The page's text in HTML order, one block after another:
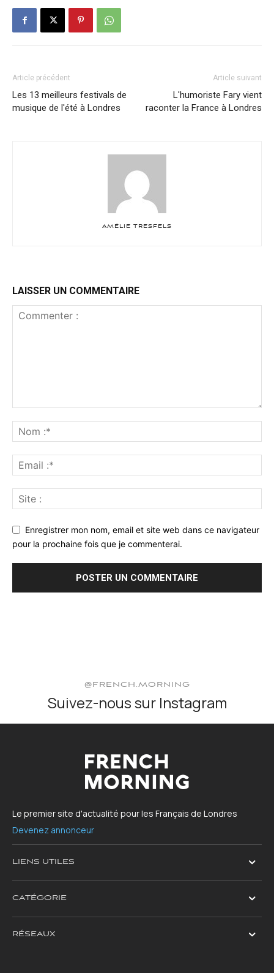
Article précédent
Les 13 meilleurs festivals de
musique de l'été à Londres
Article suivant
L'humoriste Fary vient
raconter la France à Londres
AMÉLIE TRESFELS
LAISSER UN COMMENTAIRE
Enregistrer mon nom, email et site web dans ce navigateur
pour la prochaine fois que je commenterai.
@FRENCH.MORNING
Suivez-nous sur Instagram
Le premier site d'actualité pour les Français de Londres
Devenez annonceur
LIENS UTILES
CATÉGORIE
RÉSEAUX